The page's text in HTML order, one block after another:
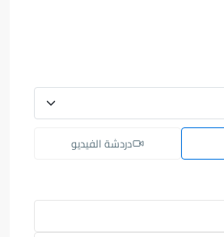
دردشة الفيديو